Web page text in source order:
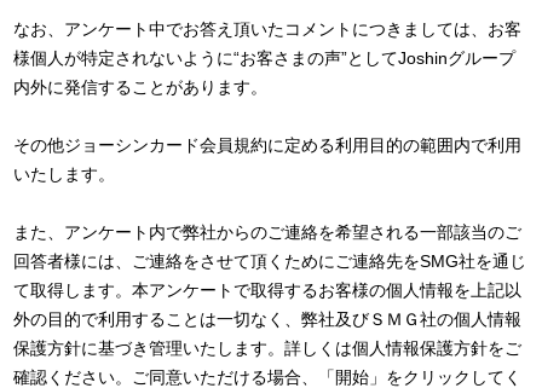
なお、アンケート中でお答え頂いたコメントにつきましては、お客
様個人が特定されないように“お客さまの声”としてJoshinグループ
内外に発信することがあります。
その他ジョーシンカード会員規約に定める利用目的の範囲内で利用
いたします。
また、アンケート内で弊社からのご連絡を希望される一部該当のご
回答者様には、ご連絡をさせて頂くためにご連絡先をSMG社を通じ
て取得します。本アンケートで取得するお客様の個人情報を上記以
外の目的で利用することは一切なく、弊社及びＳＭＧ社の個人情報
保護方針に基づき管理いたします。詳しくは個人情報保護方針をご
確認ください。ご同意いただける場合、「開始」をクリックしてく